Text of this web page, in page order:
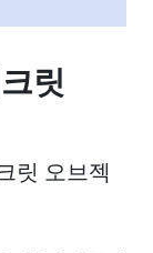
릿
릿 오브젝